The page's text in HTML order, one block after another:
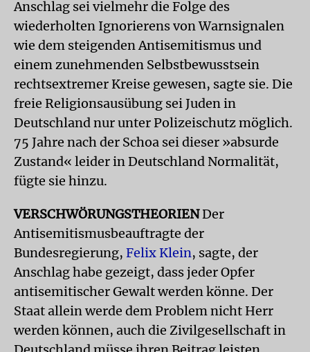
Anschlag sei vielmehr die Folge des
wiederholten Ignorierens von Warnsignalen
wie dem steigenden Antisemitismus und
einem zunehmenden Selbstbewusstsein
rechtsextremer Kreise gewesen, sagte sie. Die
freie Religionsausübung sei Juden in
Deutschland nur unter Polizeischutz möglich.
75 Jahre nach der Schoa sei dieser »absurde
Zustand« leider in Deutschland Normalität,
fügte sie hinzu.
VERSCHWÖRUNGSTHEORIENDer
Antisemitismusbeauftragte der
Bundesregierung, Felix Klein, sagte, der
Anschlag habe gezeigt, dass jeder Opfer
antisemitischer Gewalt werden könne. Der
Staat allein werde dem Problem nicht Herr
werden können, auch die Zivilgesellschaft in